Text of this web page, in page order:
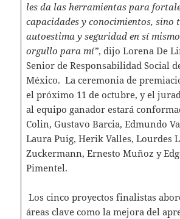
les da las herramientas para
capacidades y conocimientos, sino
autoestima y seguridad en sí
orgullo para mí”, dijo Lorena De
Senior de Responsabilidad Social
México. La ceremonia de
el próximo 11 de octubre, y el
al equipo ganador estará
Colin, Gustavo Barcia, Edmundo
Laura Puig, Herik Valles, Lourdes
Zuckermann, Ernesto Muñoz y
Pimentel.
Los cinco proyectos finalistas
áreas clave como la mejora del